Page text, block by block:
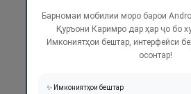
Барномаи мобилии моро барои
Қуръони Каримро дар ҳар ҷо бо
Имкониятҳои бештар, интерфейси
осонтар!
✨ Имкониятҳои бештар